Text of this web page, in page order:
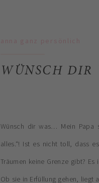
Wünsch dir was… Mein Papa
alles.“! Ist es nicht toll, dass
Träumen keine Grenze gibt?
Ob sie in Erfüllung gehen, liegt
WÜNSCH DIR